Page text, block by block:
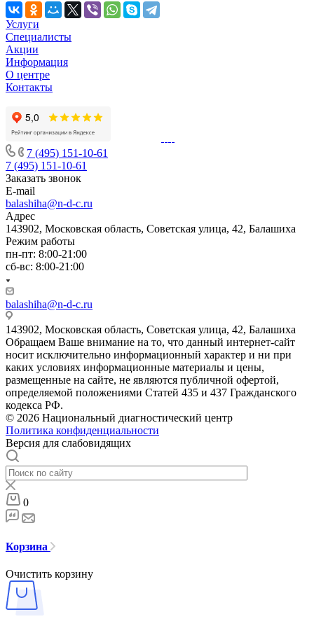
Услуги
Специалисты
Акции
Информация
О центре
Контакты
7 (495) 151-10-61
7 (495) 151-10-61
Заказать звонок
E-mail
balashiha@n-d-c.ru
Адрес
143902, Московская область, Советская улица, 42, Балашиха
Режим работы
пн-пт: 8:00-21:00
сб-вс: 8:00-21:00
balashiha@n-d-c.ru
143902, Московская область, Советская улица, 42, Балашиха
Обращаем Ваше внимание на то, что данный интернет-сайт
носит исключительно информационный характер и ни при
каких условиях информационные материалы и цены,
размещенные на сайте, не являются публичной офертой,
определяемой положениями Статей 435 и 437 Гражданского
кодекса РФ.
© 2026 Национальный диагностический центр
Политика конфиденциальности
Версия для слабовидящих
0
Корзина
Очистить корзину